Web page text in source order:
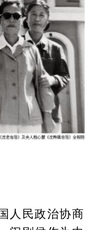
民政治协商